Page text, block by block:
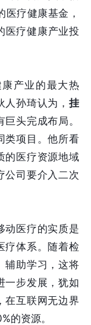
疗健康基金，
医疗健康产业投
产业的最大热
孙琦认为， 挂
头完成布局。
类项目。他所看
的医疗资源地域
公司要介入二次
动医疗的实质是
疗体系。随着检
辅助学习，这将
一步发展，犹如
在互联网无边界
的资源。